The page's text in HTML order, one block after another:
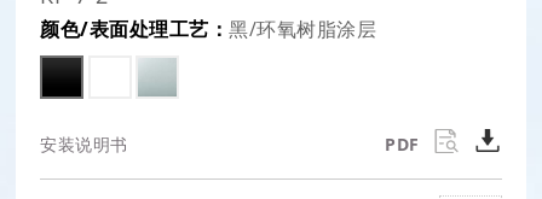
颜色/表面处理工艺：黑/环氧树脂涂层
安装说明书 PDF